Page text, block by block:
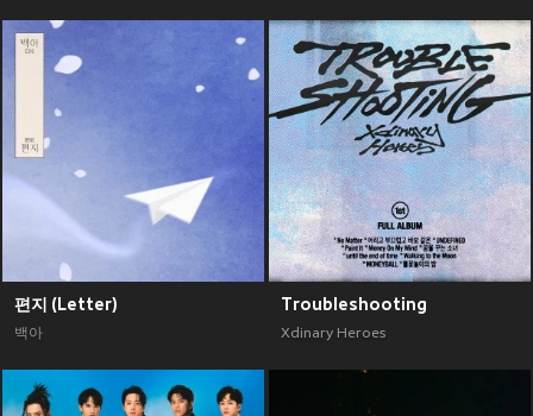
편지 (Letter)
백아
Troubleshooting
Xdinary Heroes